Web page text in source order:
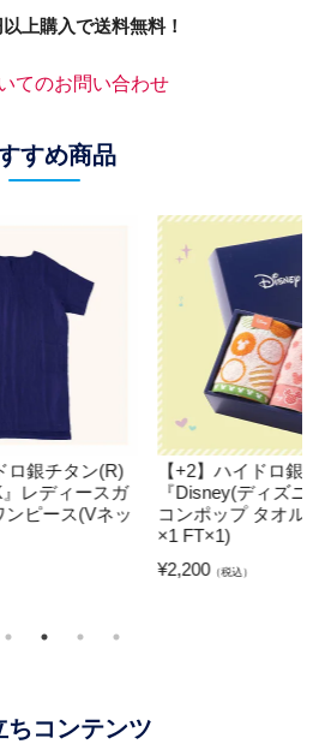
上購入で送料無料！
てのお問い合わせ
すめ商品
ガ
ッ
【+2】ハイドロ銀チタン(R)
『Disney(ディズニー)』 アイ
コンポップ タオルセット(WT
ちコンテンツ